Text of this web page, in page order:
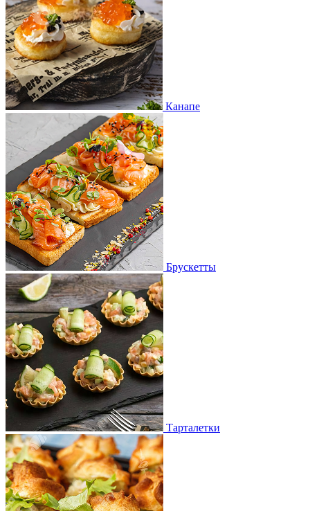
Канапе
Брускетты
Тарталетки